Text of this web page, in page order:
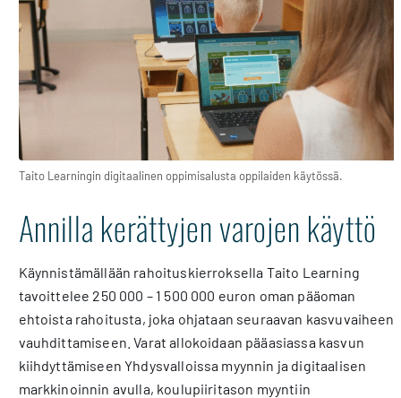
Taito Learningin digitaalinen oppimisalusta oppilaiden käytössä.
Annilla kerättyjen varojen käyttö
Käynnistämällään rahoituskierroksella Taito Learning
tavoittelee 250 000 – 1 500 000 euron oman pääoman
ehtoista rahoitusta, joka ohjataan seuraavan kasvuvaiheen
vauhdittamiseen. Varat allokoidaan pääasiassa kasvun
kiihdyttämiseen Yhdysvalloissa myynnin ja digitaalisen
markkinoinnin avulla, koulupiiritason myyntiin